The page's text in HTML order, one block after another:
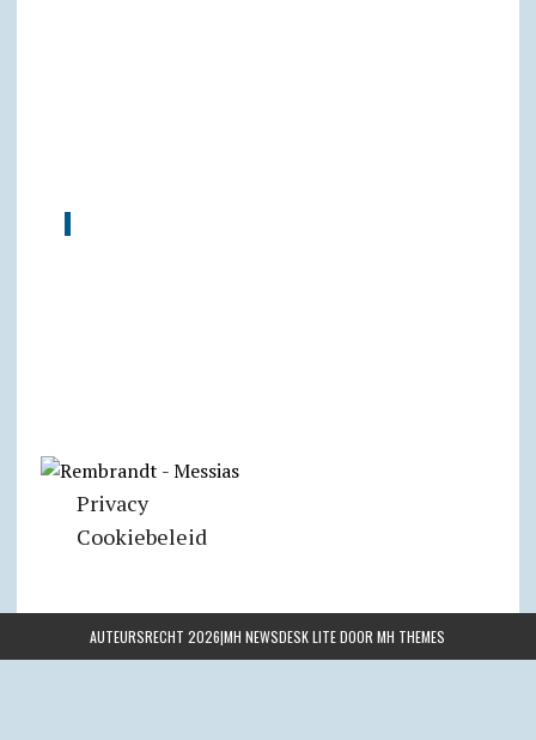
Privacy
Cookiebeleid
AUTEURSRECHT 2026|MH NEWSDESK LITE DOORMH THEMES